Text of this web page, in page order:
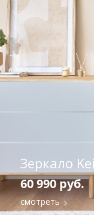
смотреть
Зеркало
60 990 руб.